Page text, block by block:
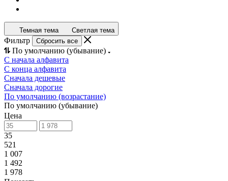
Темная тема Светлая тема
Фильтр Сбросить все
По умолчанию (убывание)
С начала алфавита
С конца алфавита
Сначала дешевые
Сначала дорогие
По умолчанию (возрастание)
По умолчанию (убывание)
Цена
35
521
1 007
1 492
1 978